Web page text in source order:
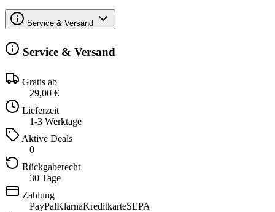
Service & Versand
Service & Versand
Gratis ab
29,00 €
Lieferzeit
1-3 Werktage
Aktive Deals
0
Rückgaberecht
30 Tage
Zahlung
PayPalKlarnaKreditkarteSEPA